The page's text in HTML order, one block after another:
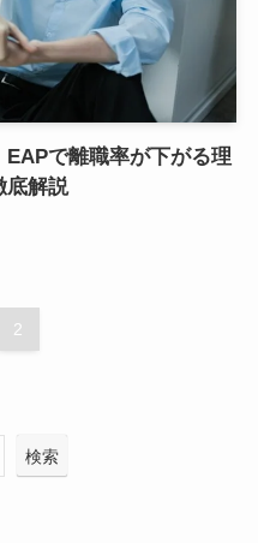
EAPで離職率が下がる理
底解説
2
検索